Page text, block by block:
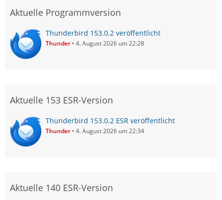
Aktuelle Programmversion
Thunderbird 153.0.2 veröffentlicht
Thunder 4. August 2026 um 22:28
Aktuelle 153 ESR-Version
Thunderbird 153.0.2 ESR veröffentlicht
Thunder 4. August 2026 um 22:34
Aktuelle 140 ESR-Version